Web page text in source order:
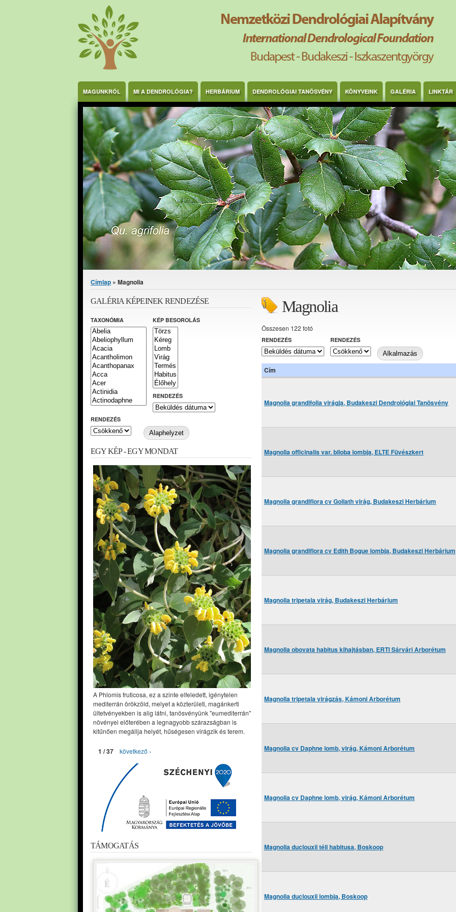
MAGUNKRÓL MI A DENDROLÓGIA? HERBÁRIUM DENDROLÓGIAI TANÖSVÉNY KÖNYVEINK GALÉRIA LINKTÁR
Jelenlegi hely
Címlap » Magnolia
Magnolia
Összesen 122 fotó
RENDEZÉS RENDEZÉS
Cím
Magnolia grandifolia virágja, Budakeszi Dendrológiai Tanösvény
Magnolia officinalis var. biloba lombja, ELTE Füvészkert
Magnolia grandiflora cv Goliath virág, Budakeszi Herbárium
Magnolia grandiflora cv Edith Bogue lombja, Budakeszi Herbárium
Magnolia tripetala virág, Budakeszi Herbárium
Magnolia obovata habitus kihajtásban, ERTI Sárvári Arborétum
Magnolia tripetala virágzás, Kámoni Arborétum
Magnolia cv Daphne lomb, virág, Kámoni Arborétum
Magnolia cv Daphne lomb, virág, Kámoni Arborétum
Magnolia duclouxii téli habitusa, Boskoop
Magnolia duclouxii lombja, Boskoop
GALÉRIA KÉPEINEK RENDEZÉSE
TAXONÓMIA KÉP BESOROLÁS
RENDEZÉS
RENDEZÉS
EGY KÉP - EGY MONDAT
A Phlomis fruticosa, ez a szinte elfeledett, igénytelen
mediterrán örökzöld, melyet a közterületi, magánkerti
ültetvényekben is alig látni, tanösvényünk "eumediterrán"
növényei előterében a legnagyobb szárazságban is
kitűnően megállja helyét, hűségesen virágzik és terem.
1 / 37 következő ›
TÁMOGATÁS